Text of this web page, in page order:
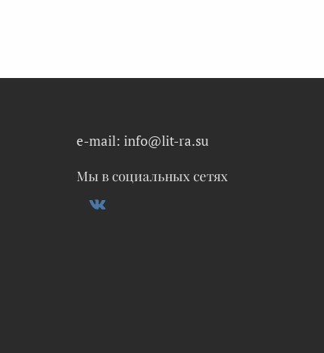
e-mail: info@lit-ra.su
Мы в социальных сетях